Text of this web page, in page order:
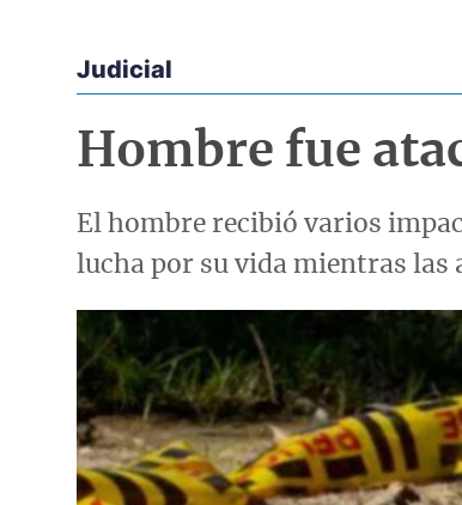
Econoticias y Eventos
Judicial
Hombre fue
El hombre recibió varios
lucha por su vida mientras
Imagen